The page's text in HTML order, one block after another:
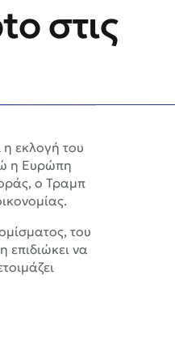
στις
η εκλογή του
η Ευρώπη
ο Τραμπ
του
επιδιώκει να